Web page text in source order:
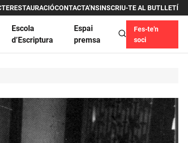
RESTAURACIÓCONTACTA’NSINSCRIU-TE AL BUTLLETÍ
Escola
d’Escriptura
Espai
premsa
Fes-te'n
soci